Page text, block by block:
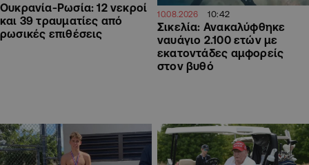
Ουκρανία-Ρωσία: 12 νεκροί
και 39 τραυματίες από
ρωσικές επιθέσεις
10.08.2026 10:42
Σικελία: Ανακαλύφθηκε
ναυάγιο 2.100 ετών με
εκατοντάδες αμφορείς
στον βυθό